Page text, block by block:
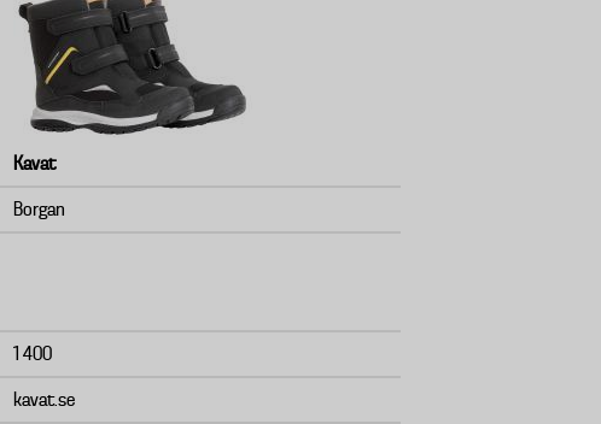
Kavat
Borgan
1 400
kavat.se